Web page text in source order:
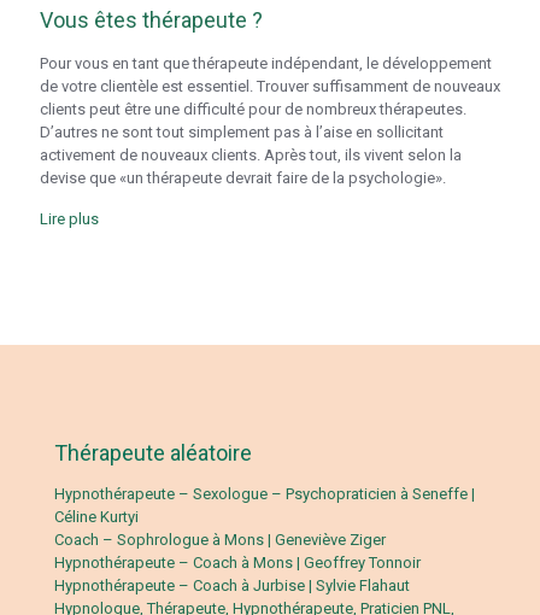
Vous êtes thérapeute ?
Pour vous en tant que thérapeute indépendant, le développement
de votre clientèle est essentiel. Trouver suffisamment de nouveaux
clients peut être une difficulté pour de nombreux thérapeutes.
D’autres ne sont tout simplement pas à l’aise en sollicitant
activement de nouveaux clients. Après tout, ils vivent selon la
devise que «un thérapeute devrait faire de la psychologie».
Lire plus
Thérapeute aléatoire
Hypnothérapeute – Sexologue – Psychopraticien à Seneffe |
Céline Kurtyi
Coach – Sophrologue à Mons | Geneviève Ziger
Hypnothérapeute – Coach à Mons | Geoffrey Tonnoir
Hypnothérapeute – Coach à Jurbise | Sylvie Flahaut
Hypnologue, Thérapeute, Hypnothérapeute, Praticien PNL,